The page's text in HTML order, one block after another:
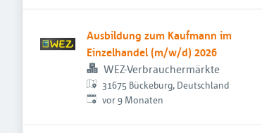
Ausbildung zum Kaufmann im
Einzelhandel (m/w/d) 2026
WEZ-Verbrauchermärkte
31675 Bückeburg, Deutschland
Veröffentlicht:
vor 9 Monaten